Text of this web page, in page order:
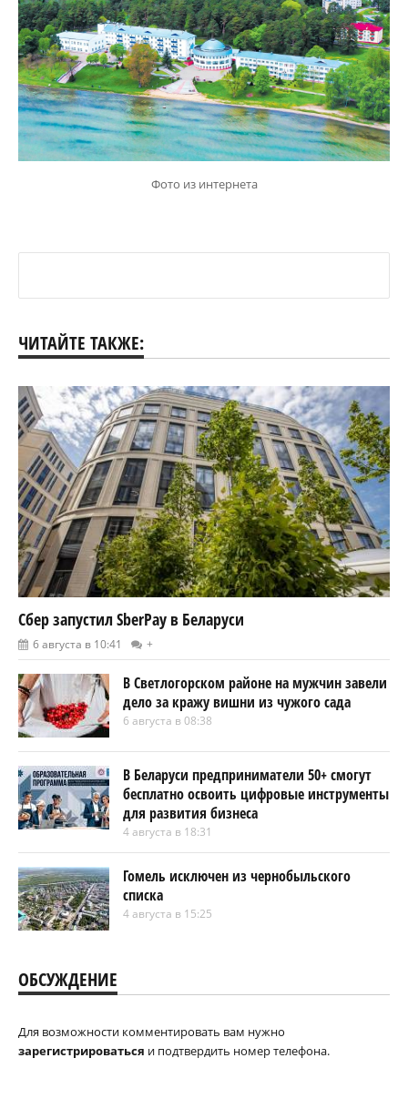
Фото из интернета
ЧИТАЙТЕ ТАКЖЕ:
Сбер запустил SberPay в Беларуси
6 августа в 10:41 +
В Светлогорском районе на мужчин завели
дело за кражу вишни из чужого сада
6 августа в 08:38
В Беларуси предприниматели 50+ смогут
бесплатно освоить цифровые инструменты
для развития бизнеса
4 августа в 18:31
Гомель исключен из чернобыльского
списка
4 августа в 15:25
ОБСУЖДЕНИЕ
Для возможности комментировать вам нужно
зарегистрироваться и подтвердить номер телефона.